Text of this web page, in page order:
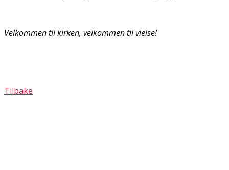
Velkommen til kirken, velkommen til vielse!
Tilbake